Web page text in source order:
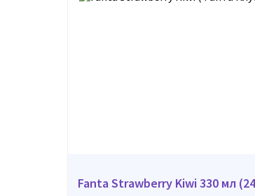
Fanta Strawberry Kiwi 330 мл